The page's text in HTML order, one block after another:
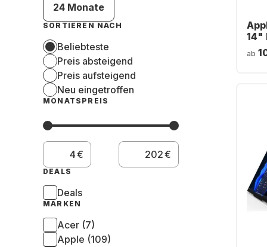
24 Monate
SORTIEREN NACH
Beliebteste
Preis absteigend
Preis aufsteigend
Neu eingetroffen
MONATSPREIS
€ €
DEALS
Deals
MARKEN
Acer (7)
Apple (109)
14"
ab